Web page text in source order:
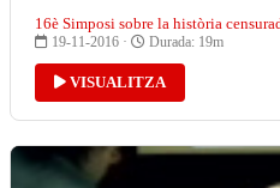
16è Simposi sobre la història
19-11-2016 · Durada: 19m
VISUALITZA